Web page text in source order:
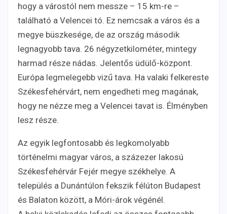
hogy a várostól nem messze – 15 km-re –
található a Velencei tó. Ez nemcsak a város és a
megye büszkesége, de az ország második
legnagyobb tava. 26 négyzetkilométer, mintegy
harmad része nádas. Jelentős üdülő-központ.
Európa legmelegebb vizű tava. Ha valaki felkereste
Székesfehérvárt, nem engedheti meg magának,
hogy ne nézze meg a Velencei tavat is. Élményben
lesz része.
Az egyik legfontosabb és legkomolyabb
történelmi magyar város, a százezer lakosú
Székesfehérvár Fejér megye székhelye. A
település a Dunántúlon fekszik félúton Budapest
és Balaton között, a Móri-árok végénél.